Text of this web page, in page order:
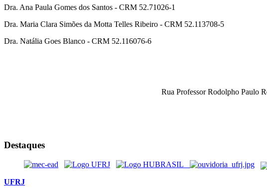
Dra. Ana Paula Gomes dos Santos - CRM 52.71026-1
Dra. Maria Clara Simões da Motta Telles Ribeiro - CRM 52.113708-5
Dra. Natália Goes Blanco - CRM 52.116076-6
Rua Professor Rodolpho Paulo
Destaques
UFRJ